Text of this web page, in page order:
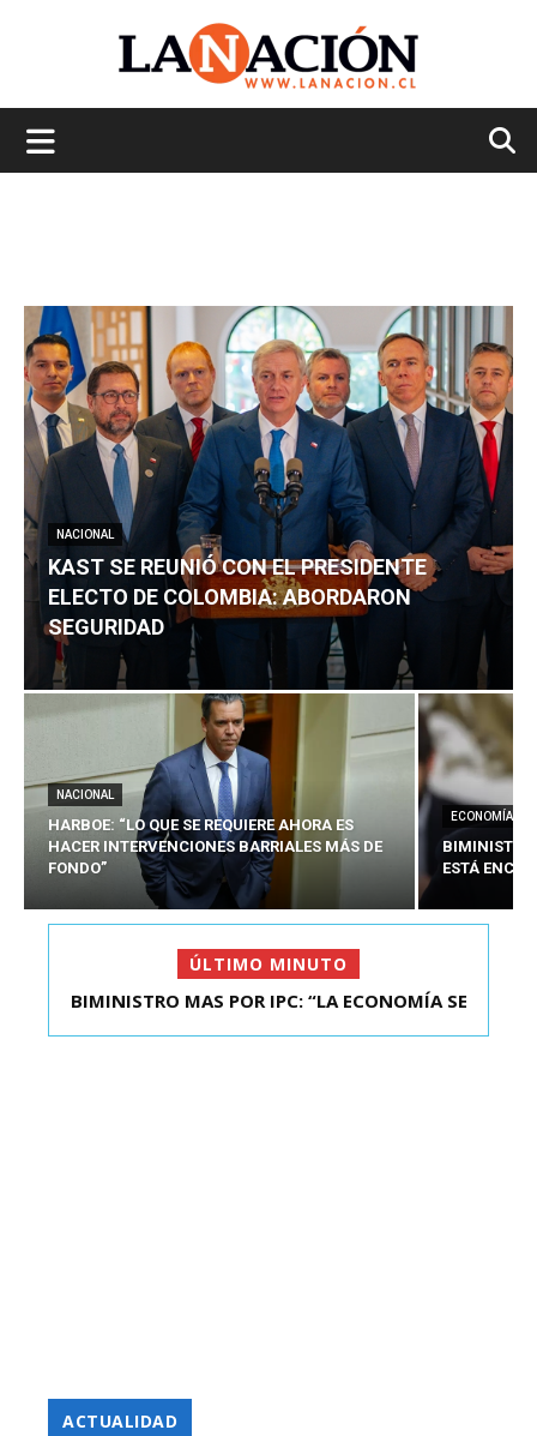
NACIONAL
KAST SE REUNIÓ CON EL PRESIDENTE
ELECTO DE COLOMBIA: ABORDARON
SEGURIDAD
NACIONAL
HARBOE: “LO QUE SE REQUIERE AHORA ES
HACER INTERVENCIONES BARRIALES MÁS DE
FONDO”
ECONOMÍA
BIMINISTRO
ESTÁ
ÚLTIMO MINUTO
KAST SE REUNIÓ CON EL PRESIDENTE ELECTO DE
BIMINISTRO MAS POR IPC: “LA ECONOMÍA SE
ACTUALIDAD